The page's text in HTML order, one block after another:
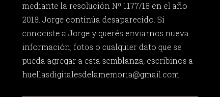
mediante la resolución Nº 1177/18 en el año
2018. Jorge continúa desaparecido. Si
conociste a Jorge y querés enviarnos nueva
información, fotos o cualquier dato que se
pueda agregar a esta semblanza, escribinos a
huellasdigitalesdelamemoria@gmail.com